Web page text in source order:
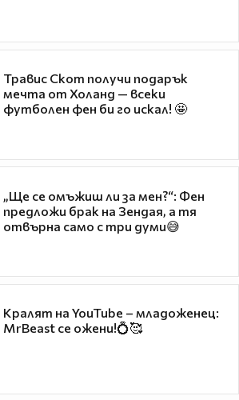
Травис Скот получи подарък
мечта от Холанд — всеки
футболен фен би го искал! 🤩
„Ще се омъжиш ли за мен?“: Фен
предложи брак на Зендая, а тя
отвърна само с три думи😅
Кралят на YouTube – младоженец:
MrBeast се ожени!💍🥰